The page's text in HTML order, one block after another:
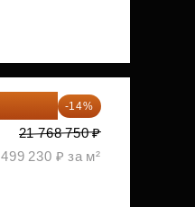
-14%
21 768 750 ₽
499 230 ₽ за м²